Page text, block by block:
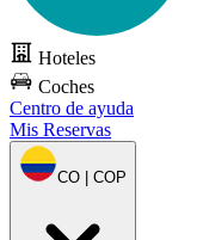
Hoteles
Coches
Centro de ayuda
Mis Reservas
CO | COP